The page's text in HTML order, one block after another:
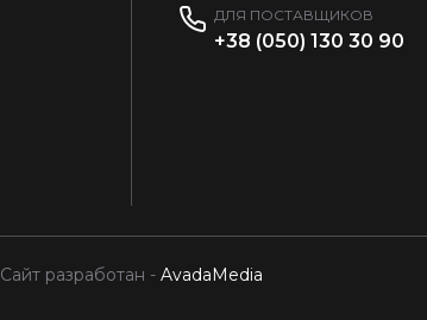
ДЛЯ ПОСТАВЩИКОВ
+38 (050) 130 30 90
Сайт разработан -AvadaMedia